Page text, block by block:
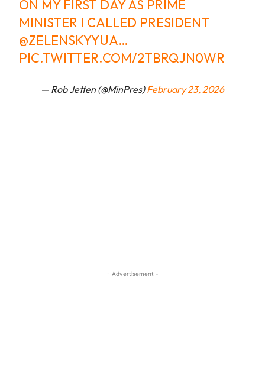
ON MY FIRST DAY AS PRIME
MINISTER I CALLED PRESIDENT
@ZELENSKYYUA…
PIC.TWITTER.COM/2TBRQJN0WR
— Rob Jetten (@MinPres)February 23, 2026
- Advertisement -